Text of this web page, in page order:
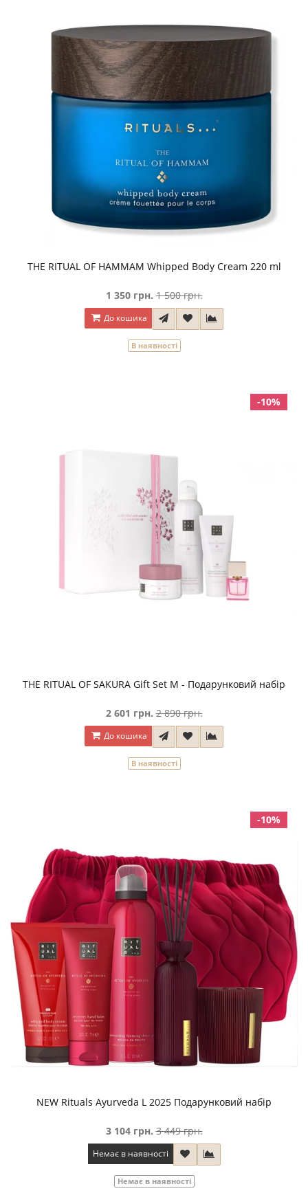
THE RITUAL OF HAMMAM Whipped Body Cream 220 ml
1 350 грн. 1 500 грн.
До кошика
В наявності
-10%
THE RITUAL OF SAKURA Gift Set M - Подарунковий набір
2 601 грн. 2 890 грн.
До кошика
В наявності
-10%
NEW Rituals Ayurveda L 2025 Подарунковий набір
3 104 грн. 3 449 грн.
Немає в наявності
Немає в наявності